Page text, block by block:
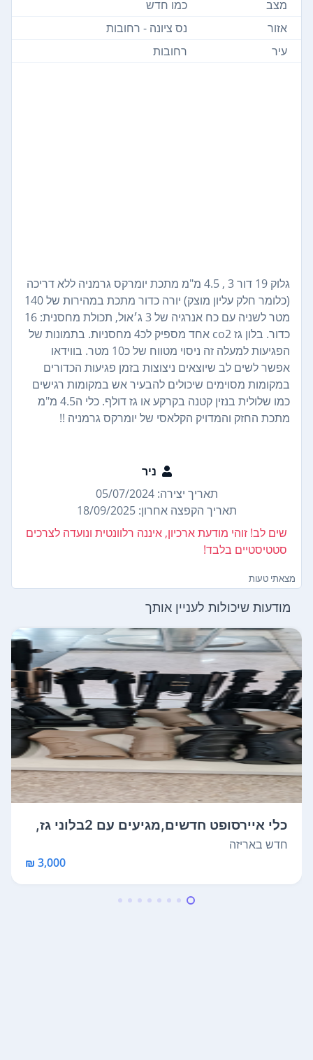
מצב
כמו חדש
אזור
נס ציונה - רחובות
עיר
רחובות
גלוק 19 דור 3 , 4.5 מ"מ מתכת יומרקס גרמניה ללא דריכה
(כלומר חלק עליון מוצק) יורה כדור מתכת במהירות של 140
מטר לשניה עם כח אנרגיה של 3 ג׳אול, תכולת מחסנית: 16
כדור. בלון גז co2 אחד מספיק לכ4 מחסניות. בתמונות של
הפגיעות למעלה זה ניסוי מטווח של כ10 מטר. בווידאו
אפשר לשים לב שיוצאים ניצוצות בזמן פגיעות הכדורים
במקומות מסוימים שיכולים להבעיר אש במקומות רגישים
כמו שלולית בנזין קטנה בקרקע או גז דולף. כלי ה4.5 מ"מ
מתכת החזק והמדויק הקלאסי של יומרקס גרמניה !!
ניר
תאריך יצירה: 05/07/2024
תאריך הקפצה אחרון: 18/09/2025
שים לב! זוהי מודעת ארכיון, איננה רלוונטית ונועדה לצרכים
סטטיסטיים בלבד!
מצאתי טעות
מודעות שיכולות לעניין אותך
כלי איירסופט חדשים,מגיעים עם 2בלוני גז,
3...
חדש באריזה
3,000 ₪